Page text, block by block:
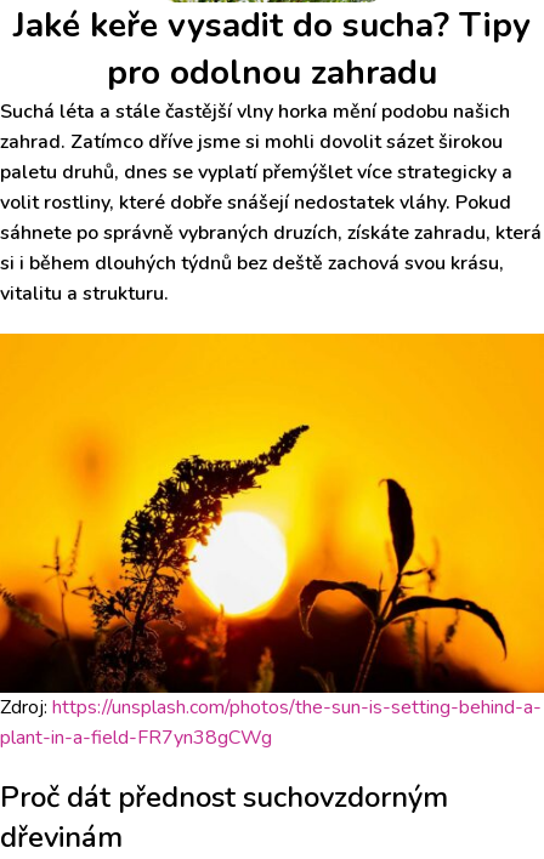
Jaké keře vysadit do sucha? Tipy
pro odolnou zahradu
Suchá léta a stále častější vlny horka mění podobu našich
zahrad. Zatímco dříve jsme si mohli dovolit sázet širokou
paletu druhů, dnes se vyplatí přemýšlet více strategicky a
volit rostliny, které dobře snášejí nedostatek vláhy. Pokud
sáhnete po správně vybraných druzích, získáte zahradu, která
si i během dlouhých týdnů bez deště zachová svou krásu,
vitalitu a strukturu.
Zdroj: https://unsplash.com/photos/the-sun-is-setting-behind-a-
plant-in-a-field-FR7yn38gCWg
Proč dát přednost suchovzdorným
dřevinám